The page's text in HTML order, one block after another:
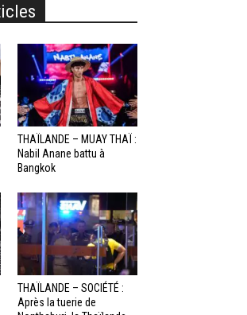
THAÏLANDE – MUAY THAÏ :
Nabil Anane battu à
Bangkok
THAÏLANDE – SOCIÉTÉ :
Après la tuerie de